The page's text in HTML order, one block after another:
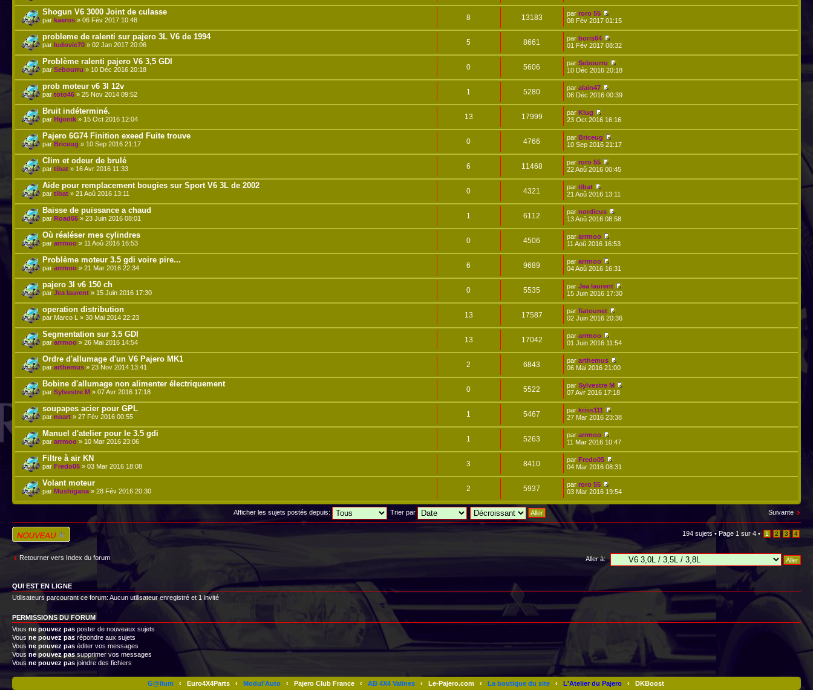
Shogun V6 3000 Joint de culasse
par kaeros » 06 Fév 2017 10:48 8 13183 parroro 55
08 Fév 2017 01:15
probleme de ralenti sur pajero 3L V6 de 1994
par ludovic70 » 02 Jan 2017 20:06 5 8661 parboris64
01 Fév 2017 08:32
Problème ralenti pajero V6 3,5 GDI
par Sebourru » 10 Déc 2016 20:18 0 5606 parSebourru
10 Déc 2016 20:18
prob moteur v6 3l 12v
par toto46 » 25 Nov 2014 09:52 1 5280 paralain47
06 Déc 2016 00:39
Bruit indéterminé.
par Hijonik » 15 Oct 2016 12:04 13 17999 parKlug
23 Oct 2016 16:16
Pajero 6G74 Finition exeed Fuite trouve
par Briceug » 10 Sep 2016 21:17 0 4766 parBriceug
10 Sep 2016 21:17
Clim et odeur de brulé
par tibat » 16 Avr 2016 11:33 6 11468 parroro 55
22 Aoû 2016 00:45
Aide pour remplacement bougies sur Sport V6 3L de 2002
par tibat » 21 Aoû 2016 13:11 0 4321 partibat
21 Aoû 2016 13:11
Baisse de puissance a chaud
par Road66 » 23 Juin 2016 08:01 1 6112 parnordicus
13 Aoû 2016 08:58
Où réaléser mes cylindres
par arrmoo » 11 Aoû 2016 16:53 0 4506 pararrmoo
11 Aoû 2016 16:53
Problème moteur 3.5 gdi voire pire...
par arrmoo » 21 Mar 2016 22:34 6 9689 pararrmoo
04 Aoû 2016 16:31
pajero 3l v6 150 ch
par Jea laurent » 15 Juin 2016 17:30 0 5535 parJea laurent
15 Juin 2016 17:30
operation distribution
par Marco L » 30 Mai 2014 22:23 13 17587 parfiatounet
02 Juin 2016 20:36
Segmentation sur 3.5 GDI
par arrmoo » 26 Mai 2016 14:54 13 17042 pararrmoo
01 Juin 2016 11:54
Ordre d'allumage d'un V6 Pajero MK1
par arthemus » 23 Nov 2014 13:41 2 6843 pararthemus
06 Mai 2016 21:00
Bobine d'allumage non alimenter électriquement
par Sylvestre M » 07 Avr 2016 17:18 0 5522 parSylvestre M
07 Avr 2016 17:18
soupapes acier pour GPL
par noart » 27 Fév 2016 00:55 1 5467 parkriss111
27 Mar 2016 23:38
Manuel d'atelier pour le 3.5 gdi
par arrmoo » 10 Mar 2016 23:06 1 5263 pararrmoo
11 Mar 2016 10:47
Filtre à air KN
par Fredo05 » 03 Mar 2016 18:08 3 8410 parFredo05
04 Mar 2016 08:31
Volant moteur
par Mushigana » 28 Fév 2016 20:30 2 5937 parroro 55
03 Mar 2016 19:54
Suivante
Afficher les sujets postés depuis: Trier par
Écrire un nouveau
sujet
194 sujets •Page 1 sur 4 • 1 2 3 4
Retourner vers Index du forum Aller à:
QUI EST EN LIGNE
Utilisateurs parcourant ce forum: Aucun utilisateur enregistré et 1 invité
PERMISSIONS DU FORUM
Vous ne pouvez pas poster de nouveaux sujets
Vous ne pouvez pas répondre aux sujets
Vous ne pouvez pas éditer vos messages
Vous ne pouvez passupprimer vos messages
Vous ne pouvez pas joindre des fichiers
G@lium ‹ Euro4X4Parts ‹ Modul'Auto ‹ Pajero Club France ‹ AB 4X4 Valines ‹ Le-Pajero.com ‹ La boutique du site ‹ L'Atelier du Pajero ‹ DKBoost